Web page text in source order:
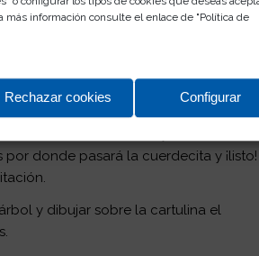
más información consulte el enlace de "Política de
Rechazar cookies Configurar
de colores otoñales y hacer
donde pasará la cuerdecita y ¡listo!
y dibujar sobre la cartulina el